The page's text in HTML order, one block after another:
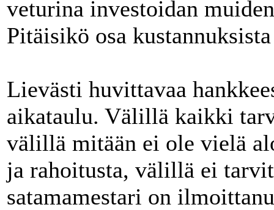
veturina investoidan
Pitäisikö osa
Lievästi huvittavaa
aikataulu. Välillä kaikki
välillä mitään ei ole vielä
ja rahoitusta, välillä ei
satamamestari on